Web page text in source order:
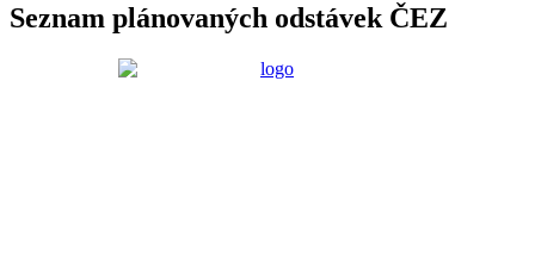
Seznam plánovaných odstávek ČEZ